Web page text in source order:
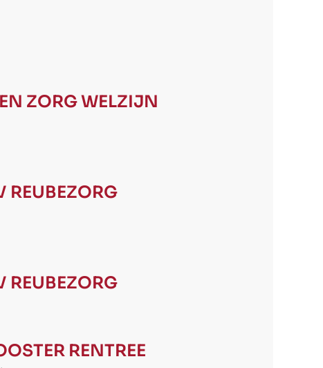
ZORG WELZIJN
REUBEZORG
REUBEZORG
RENTREE